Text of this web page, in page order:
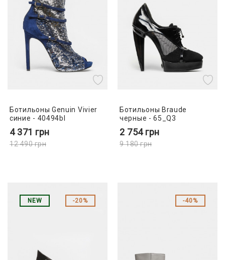
Ботильоны Genuin Vivier
синие - 40494bl
4 371 грн
12 490грн
Ботильоны Braude
черные - 65_Q3
2 754грн
9 180грн
NEW 20% 40%